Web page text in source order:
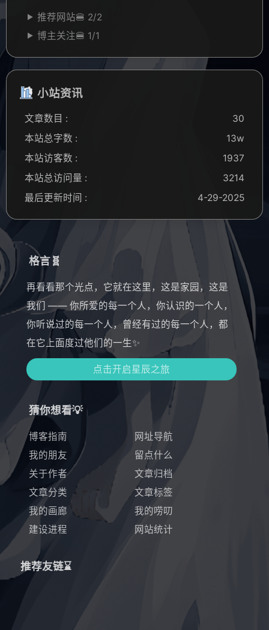
推荐网站🍔 2/2
博主关注🍔 1/1
小站资讯
文章数目 :
30
本站总字数 :
13w
本站访客数 :
1937
本站总访问量 :
3214
最后更新时间 :
4-29-2025
再看看那个光点，它就在这里，这是家园，这是
我们 —— 你所爱的每一个人，你认识的一个人，
你听说过的每一个人，曾经有过的每一个人，都
在它上面度过他们的一生✨
点击开启星辰之旅
猜你想看💡
博客指南
网址导航
我的朋友
留点什么
关于作者
文章归档
文章分类
文章标签
我的画廊
我的唠叨
推荐友链⌛